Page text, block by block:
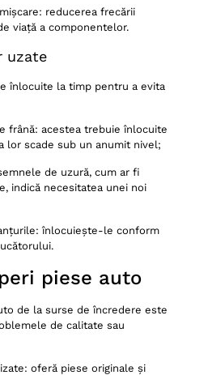
reducerea frecării
viață a componentelor.
uzate
înlocuite la timp pentru a evita
frână: acestea trebuie înlocuite
lor scade sub un anumit nivel;
de uzură, cum ar fi
indică necesitatea unei noi
înlocuiește-le conform
piese auto
de la surse de încredere este
de calitate sau
oferă piese originale și